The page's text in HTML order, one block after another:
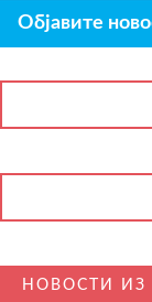
Објавите
НОВОСТИ ИЗ